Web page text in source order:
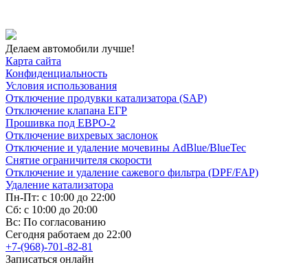
Делаем автомобили лучше!
Карта сайта
Конфиденциальность
Условия использования
Отключение продувки катализатора (SAP)
Отключение клапана ЕГР
Прошивка под ЕВРО-2
Отключение вихревых заслонок
Отключение и удаление мочевины AdBlue/BlueTec
Снятие ограничителя скорости
Отключение и удаление сажевого фильтра (DPF/FAP)
Удаление катализатора
Пн-Пт: с 10:00 до 22:00
Сб: с 10:00 до 20:00
Вс: По согласованию
Сегодня работаем до 22:00
+7-(968)-701-82-81
Записаться онлайн